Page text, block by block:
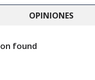
OPINIONES
found